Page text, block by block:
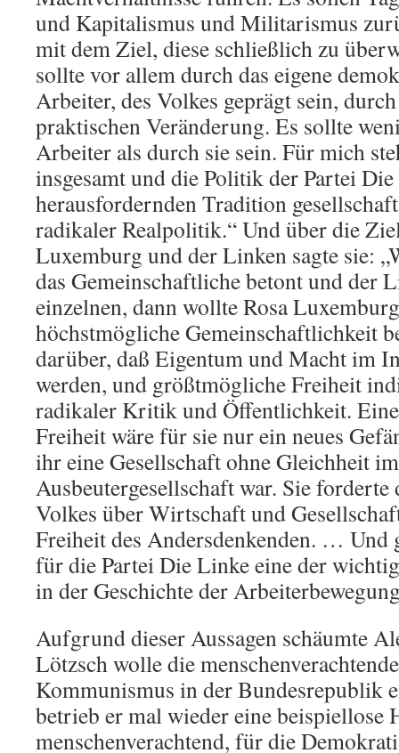
und Kapitalismus und Militarismus
mit dem Ziel, diese schließlich zu
sollte vor allem durch das eigene
Arbeiter, des Volkes geprägt sein,
praktischen Veränderung. Es sollte
Arbeiter als durch sie sein. Für mich
insgesamt und die Politik der Partei
herausfordernden Tradition
radikaler Realpolitik.“ Und über die
Luxemburg und der Linken sagte sie:
das Gemeinschaftliche betont und der
einzelnen, dann wollte Rosa
höchstmögliche Gemeinschaftlichkeit
darüber, daß Eigentum und Macht im
werden, und größtmögliche Freiheit
radikaler Kritik und Öffentlichkeit.
Freiheit wäre für sie nur ein neues
ihr eine Gesellschaft ohne Gleichheit
Ausbeutergesellschaft war. Sie
Volkes über Wirtschaft und
Freiheit des Andersdenkenden. … Und
für die Partei Die Linke eine der
in der Geschichte der
Aufgrund dieser Aussagen schäumte
Lötzsch wolle die
Kommunismus in der Bundesrepublik
betrieb er mal wieder eine beispiellose
menschenverachtend, für die